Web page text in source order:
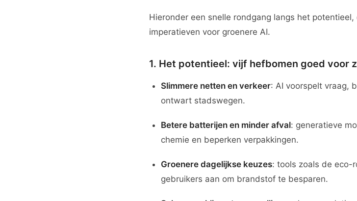
Hieronder een snelle rondgang langs het
imperatieven voor groenere AI.
1. Het potentieel: vijf hefbomen goed voor
Slimmere netten en verkeer: AI voorspelt vraag,
ontwart stadswegen.
Betere batterijen en minder afval: generatieve
chemie en beperken verpakkingen.
Groenere dagelijkse keuzes: tools zoals de eco-
gebruikers aan om brandstof te besparen.